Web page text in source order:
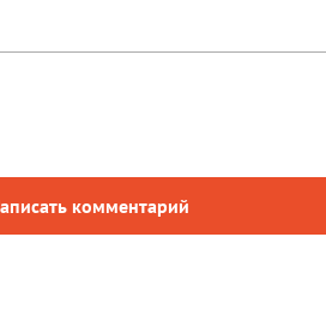
комментарий